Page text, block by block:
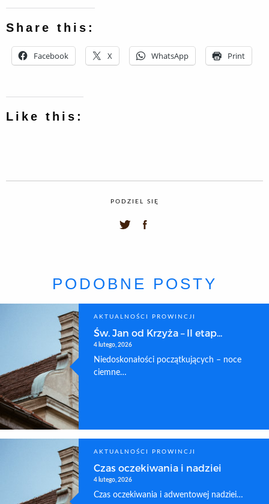
Share this:
Facebook X WhatsApp Print
Like this:
PODZIEL SIĘ
PODOBNE POSTY
AKTUALNOŚCI PROWINCJI
Św. Jan od Krzyża – II etap...
4 lutego, 2026
Niedoskonałości początkujących – noce
ciemne…
AKTUALNOŚCI PROWINCJI
Czas oczekiwania i nadziei
4 lutego, 2026
Czas oczekiwania i adwentowej nadziei…